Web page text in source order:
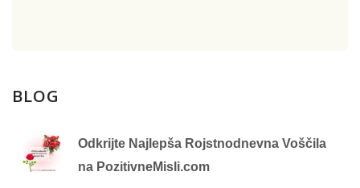
BLOG
Odkrijte Najlepša Rojstnodnevna Voščila
na PozitivneMisli.com